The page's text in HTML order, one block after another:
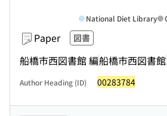
Paper 図書
船橋市西図書館 編船橋市西図書館
National Diet Library
Author Heading (ID) 00283784